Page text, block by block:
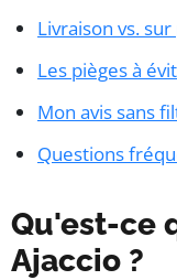
Livraison vs.
Les pièges à
Mon avis sans
Questions
Qu'est-ce
Ajaccio ?